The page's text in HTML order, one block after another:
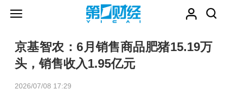
京基智农：6月销售商品肥猪15.19万
头，销售收入1.95亿元
2026/07/08 17:29